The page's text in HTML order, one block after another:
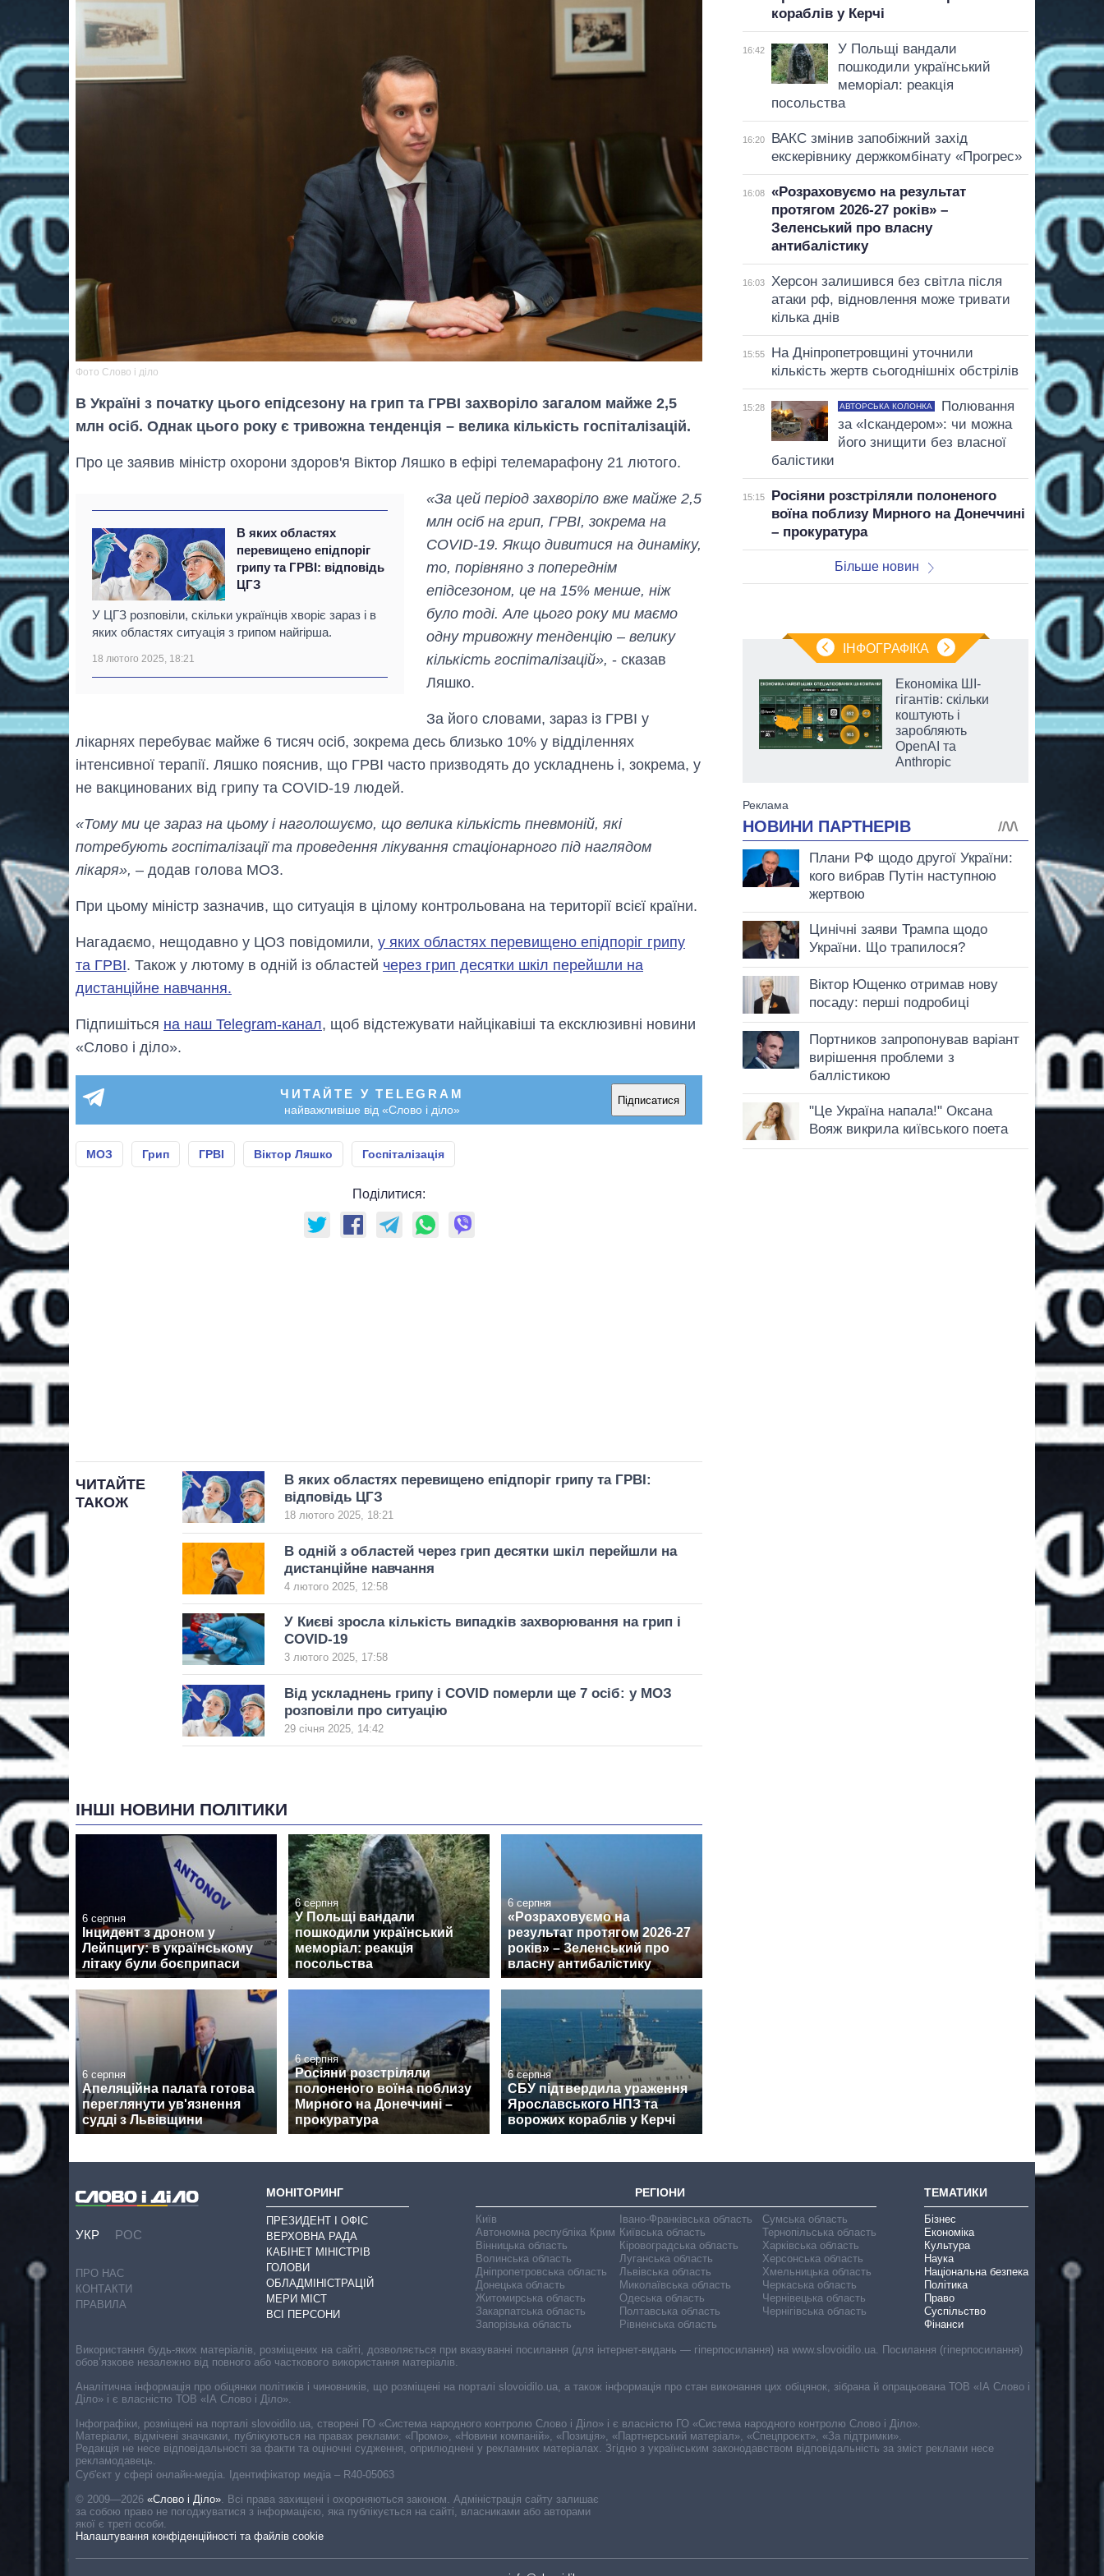
Фото Слово і діло
В Україні з початку цього епідсезону на грип та ГРВІ захворіло загалом майже 2,5
млн осіб. Однак цього року є тривожна тенденція – велика кількість госпіталізацій.
Про це заявив міністр охорони здоров'я Віктор Ляшко в ефірі телемарафону 21 лютого.
В яких областях
перевищено епідпоріг
грипу та ГРВІ: відповідь
ЦГЗ
У ЦГЗ розповіли, скільки українців хворіє зараз і в
яких областях ситуація з грипом найгірша.
18 лютого 2025, 18:21
«За цей період захворіло вже майже 2,5
млн осіб на грип, ГРВІ, зокрема на
COVID-19. Якщо дивитися на динаміку,
то, порівняно з попереднім
епідсезоном, це на 15% менше, ніж
було тоді. Але цього року ми маємо
одну тривожну тенденцію – велику
кількість госпіталізацій», - сказав
Ляшко.
За його словами, зараз із ГРВІ у
лікарнях перебуває майже 6 тисяч осіб, зокрема десь близько 10% у відділеннях
інтенсивної терапії. Ляшко пояснив, що ГРВІ часто призводять до ускладнень і, зокрема, у
не вакцинованих від грипу та COVID-19 людей.
«Тому ми це зараз на цьому і наголошуємо, що велика кількість пневмоній, які
потребують госпіталізації та проведення лікування стаціонарного під наглядом
лікаря», – додав голова МОЗ.
При цьому міністр зазначив, що ситуація в цілому контрольована на території всієї країни.
Нагадаємо, нещодавно у ЦОЗ повідомили, у яких областях перевищено епідпоріг грипу
та ГРВІ. Також у лютому в одній із областей через грип десятки шкіл перейшли на
дистанційне навчання.
Підпишіться на наш Telegram-канал, щоб відстежувати найцікавіші та ексклюзивні новини
«Слово і діло».
ЧИТАЙТЕ У TELEGRAM
найважливіше від «Слово і діло»
Підписатися
МОЗ Грип ГРВІ Віктор Ляшко Госпіталізація
Поділитися:
ЧИТАЙТЕ
ТАКОЖ
В яких областях перевищено епідпоріг грипу та ГРВІ:
відповідь ЦГЗ
18 лютого 2025, 18:21
В одній з областей через грип десятки шкіл перейшли на
дистанційне навчання
4 лютого 2025, 12:58
У Києві зросла кількість випадків захворювання на грип і
COVID-19
3 лютого 2025, 17:58
Від ускладнень грипу і COVID померли ще 7 осіб: у МОЗ
розповіли про ситуацію
29 січня 2025, 14:42
ІНШІ НОВИНИ ПОЛІТИКИ
6 серпня
Інцидент з дроном у
Лейпцигу: в українському
літаку були боєприпаси
6 серпня
У Польщі вандали
пошкодили український
меморіал: реакція
посольства
6 серпня
«Розраховуємо на
результат протягом 2026-27
років» – Зеленський про
власну антибалістику
6 серпня
Апеляційна палата готова
переглянути ув'язнення
судді з Львівщини
6 серпня
Росіяни розстріляли
полоненого воїна поблизу
Мирного на Донеччині –
прокуратура
6 серпня
СБУ підтвердила ураження
Ярославського НПЗ та
ворожих кораблів у Керчі
кораблів у Керчі
16:42
У Польщі вандали
пошкодили український
меморіал: реакція
посольства
16:20
ВАКС змінив запобіжний захід
екскерівнику держкомбінату «Прогрес»
16:08
«Розраховуємо на результат
протягом 2026-27 років» –
Зеленський про власну
антибалістику
16:03
Херсон залишився без світла після
атаки рф, відновлення може тривати
кілька днів
15:55
На Дніпропетровщині уточнили
кількість жертв сьогоднішніх обстрілів
15:28 АВТОРСЬКА КОЛОНКА
Полювання
за «Іскандером»: чи можна
його знищити без власної
балістики
15:15
Росіяни розстріляли полоненого
воїна поблизу Мирного на Донеччині
– прокуратура
Більше новин
ІНФОГРАФІКА
вступників на
бакалаврат,
магістратуру та
аспірантуру
Економіка ШІ-
гігантів: скільки
коштують і
заробляють
OpenAI та
Anthropic
УКР РОС
ПРО НАС
КОНТАКТИ
ПРАВИЛА
МОНІТОРИНГ
ПРЕЗИДЕНТ І ОФІС
ВЕРХОВНА РАДА
КАБІНЕТ МІНІСТРІВ
ГОЛОВИ
ОБЛАДМІНІСТРАЦІЙ
МЕРИ МІСТ
ВСІ ПЕРСОНИ
РЕГІОНИ
Київ
Автономна республіка Крим
Вінницька область
Волинська область
Дніпропетровська область
Донецька область
Житомирська область
Закарпатська область
Запорізька область
Івано-Франківська область
Київська область
Кіровоградська область
Луганська область
Львівська область
Миколаївська область
Одеська область
Полтавська область
Рівненська область
Сумська область
Тернопільська область
Харківська область
Херсонська область
Хмельницька область
Черкаська область
Чернівецька область
Чернігівська область
ТЕМАТИКИ
Бізнес
Економіка
Культура
Наука
Національна безпека
Політика
Право
Суспільство
Фінанси
Cуб'єкт у сфері онлайн-медіа. Ідентифікатор медіа – R40-05063
© 2009—2026 «Слово і Діло». Всі права захищені і охороняються законом. Адміністрація сайту залишає
за собою право не погоджуватися з інформацією, яка публікується на сайті, власниками або авторами
якої є треті особи.
Налаштування конфіденційності та файлів cookie
Використання будь-яких матеріалів, розміщених на сайті, дозволяється при вказуванні посилання (для інтернет-видань — гіперпосилання) на www.slovoidilo.ua. Посилання (гіперпосилання)
обов’язкове незалежно від повного або часткового використання матеріалів.
Аналітична інформація про обіцянки політиків і чиновників, що розміщені на порталі slovoidilo.ua, а також інформація про стан виконання цих обіцянок, зібрана й опрацьована ТОВ «ІА Слово і
Діло» і є власністю ТОВ «ІА Слово і Діло».
Інфографіки, розміщені на порталі slovoidilo.ua, створені ГО «Система народного контролю Слово і Діло» і є власністю ГО «Система народного контролю Слово і Діло».
Матеріали, відмічені значками, публікуються на правах реклами: «Промо», «Новини компаній», «Позиція», «Партнерський матеріал», «Спецпроєкт», «За підтримки».
Редакція не несе відповідальності за факти та оціночні судження, оприлюднені у рекламних матеріалах. Згідно з українським законодавством відповідальність за зміст реклами несе
рекламодавець.